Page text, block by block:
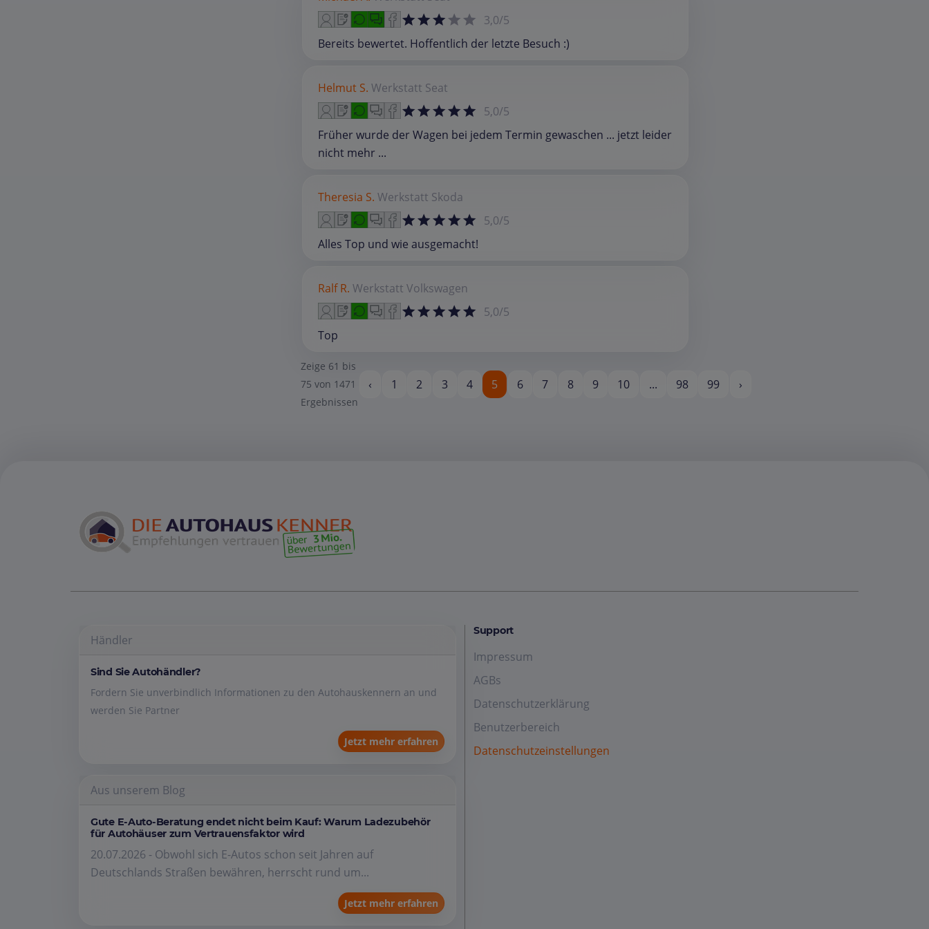
3,0/5
Bereits bewertet. Hoffentlich der letzte Besuch :)
Helmut S. Werkstatt Seat
5,0/5
Früher wurde der Wagen bei jedem Termin gewaschen ... jetzt leider
nicht mehr ...
Theresia S. Werkstatt Skoda
5,0/5
Alles Top und wie ausgemacht!
Ralf R. Werkstatt Volkswagen
5,0/5
Top
Zeige 61 bis
75 von 1471
Ergebnissen
‹ 1 2 3 4 5 6 7 8 9 10 ... 98 99 ›
Händler
Sind Sie Autohändler?
Fordern Sie unverbindlich Informationen zu den Autohauskennern an und
werden Sie Partner
Jetzt mehr erfahren
Aus unserem Blog
Gute E-Auto-Beratung endet nicht beim Kauf: Warum Ladezubehör
für Autohäuser zum Vertrauensfaktor wird
20.07.2026 - Obwohl sich E-Autos schon seit Jahren auf
Deutschlands Straßen bewähren, herrscht rund um...
Jetzt mehr erfahren
Support
Impressum
AGBs
Datenschutzerklärung
Benutzerbereich
Datenschutzeinstellungen